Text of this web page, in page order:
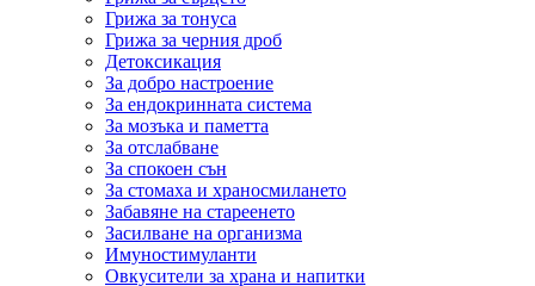
Грижа за тонуса
Грижа за черния дроб
Детоксикация
За добро настроение
За ендокринната система
За мозъка и паметта
За отслабване
За спокоен сън
За стомаха и храносмилането
Забавяне на стареенето
Засилване на организма
Имуностимуланти
Овкусители за храна и напитки